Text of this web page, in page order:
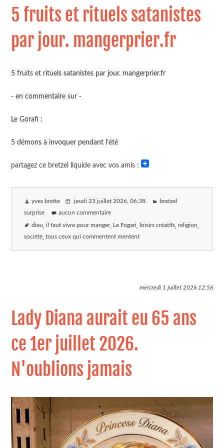
5 fruits et rituels satanistes
par jour. mangerprier.fr
5 fruits et rituels satanistes par jour. mangerprier.fr
- en commentaire sur -
Le Gorafi :
5 démons à invoquer pendant l’été
partagez ce bretzel liquide avec vos amis :
yves brette jeudi 23 juillet 2026, 06:38 bretzel
surprise aucun commentaire
dieu il faut vivre pour manger Le Fogari loisirs créatifs religion
société tous ceux qui commentent mentent
mercredi 1 juillet 202612:56
Lady Diana aurait eu 65 ans
ce 1er juillet 2026.
N'oublions jamais